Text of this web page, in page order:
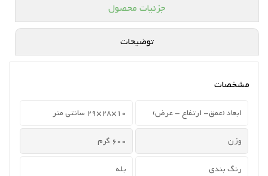
جزئیات محصول
توضیحات
مشخصات
ابعاد (عمق- ارتفاع - عرض) 10×28×29 سانتی متر
وزن 600 گرم
رنگ بندی بله